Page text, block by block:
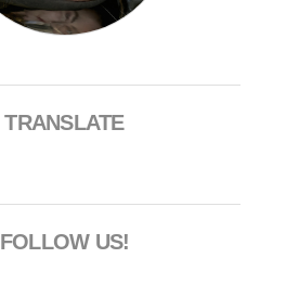
TRANSLATE
FOLLOW US!